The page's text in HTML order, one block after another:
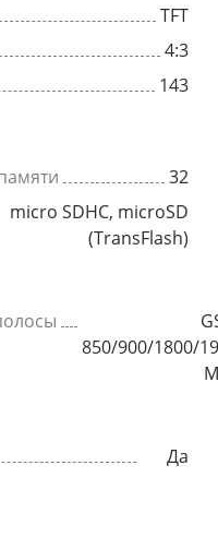
TFT
4:3
143
32
micro SDHC, microSD
(TransFlash)
850/900/1800/
Да